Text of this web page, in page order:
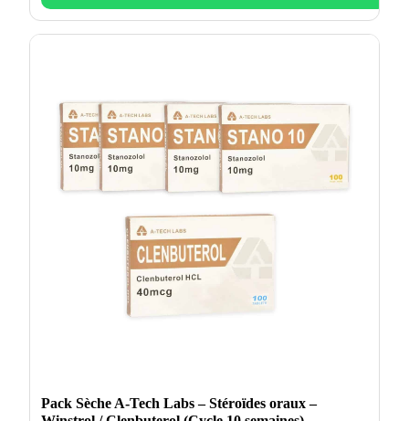
Pack Sèche A-Tech Labs – Stéroïdes oraux –